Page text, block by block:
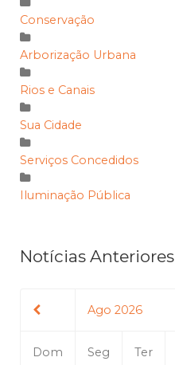
Conservação
Arborização Urbana
Rios e Canais
Sua Cidade
Serviços Concedidos
Iluminação Pública
Notícias Anteriores
Ago 2026
Dom Seg Ter